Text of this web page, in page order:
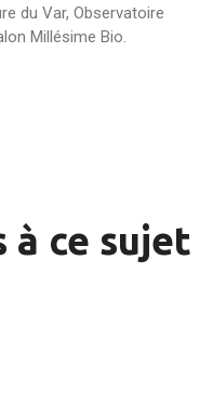
du Var, Observatoire
Millésime Bio.
à ce sujet